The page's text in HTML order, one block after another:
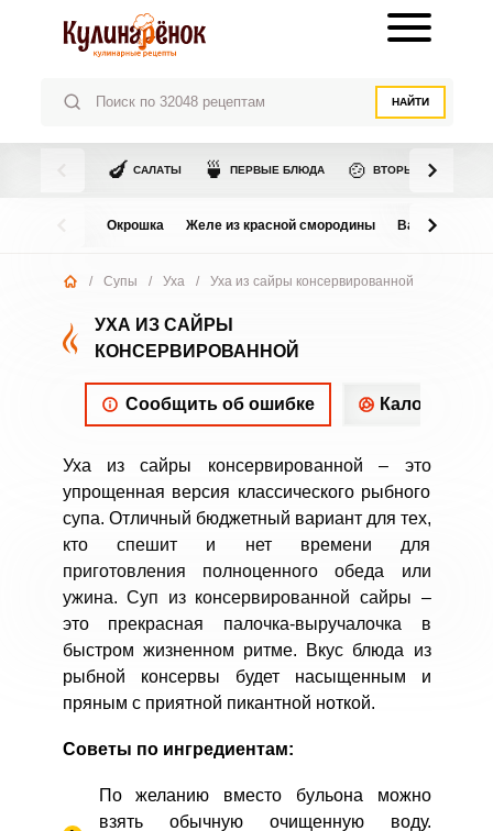
НАЙТИ
🍆 САЛАТЫ 🍵 ПЕРВЫЕ БЛЮДА 🍲 ВТОРЫЕ БЛЮДА
Окрошка Желе из красной смородины Варенье из
/ Супы / Уха / Уха из сайры консервированной
УХА ИЗ САЙРЫ
КОНСЕРВИРОВАННОЙ
Сообщить об ошибке
Уха из сайры консервированной – это
упрощенная версия классического рыбного
супа. Отличный бюджетный вариант для тех,
кто спешит и нет времени для
приготовления полноценного обеда или
ужина. Суп из консервированной сайры –
это прекрасная палочка-выручалочка в
быстром жизненном ритме. Вкус блюда из
рыбной консервы будет насыщенным и
пряным с приятной пикантной ноткой.
Советы по ингредиентам:
По желанию вместо бульона можно
взять обычную очищенную воду.